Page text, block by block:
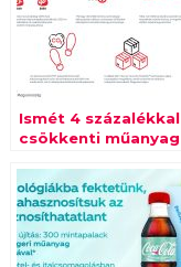
Ismét 4 százalékkal
csökkenti műanyag
Coca-Cola
Magyarország